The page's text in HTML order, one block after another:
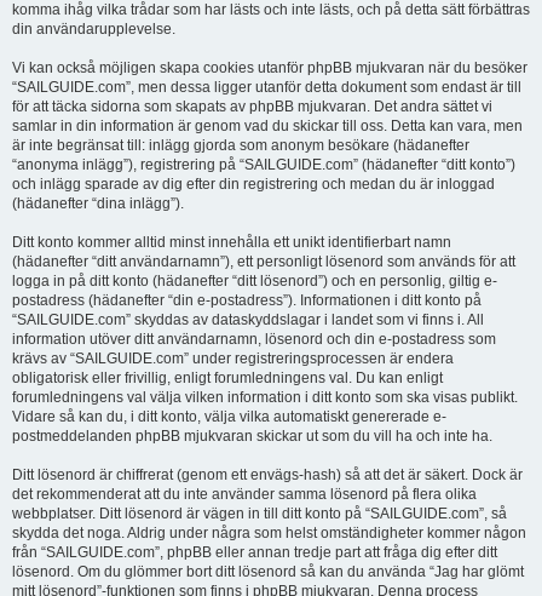
komma ihåg vilka trådar som har lästs och inte lästs, och på detta sätt förbättras
din användarupplevelse.
Vi kan också möjligen skapa cookies utanför phpBB mjukvaran när du besöker
“SAILGUIDE.com”, men dessa ligger utanför detta dokument som endast är till
för att täcka sidorna som skapats av phpBB mjukvaran. Det andra sättet vi
samlar in din information är genom vad du skickar till oss. Detta kan vara, men
är inte begränsat till: inlägg gjorda som anonym besökare (hädanefter
“anonyma inlägg”), registrering på “SAILGUIDE.com” (hädanefter “ditt konto”)
och inlägg sparade av dig efter din registrering och medan du är inloggad
(hädanefter “dina inlägg”).
Ditt konto kommer alltid minst innehålla ett unikt identifierbart namn
(hädanefter “ditt användarnamn”), ett personligt lösenord som används för att
logga in på ditt konto (hädanefter “ditt lösenord”) och en personlig, giltig e-
postadress (hädanefter “din e-postadress”). Informationen i ditt konto på
“SAILGUIDE.com” skyddas av dataskyddslagar i landet som vi finns i. All
information utöver ditt användarnamn, lösenord och din e-postadress som
krävs av “SAILGUIDE.com” under registreringsprocessen är endera
obligatorisk eller frivillig, enligt forumledningens val. Du kan enligt
forumledningens val välja vilken information i ditt konto som ska visas publikt.
Vidare så kan du, i ditt konto, välja vilka automatiskt genererade e-
postmeddelanden phpBB mjukvaran skickar ut som du vill ha och inte ha.
Ditt lösenord är chiffrerat (genom ett envägs-hash) så att det är säkert. Dock är
det rekommenderat att du inte använder samma lösenord på flera olika
webbplatser. Ditt lösenord är vägen in till ditt konto på “SAILGUIDE.com”, så
skydda det noga. Aldrig under några som helst omständigheter kommer någon
från “SAILGUIDE.com”, phpBB eller annan tredje part att fråga dig efter ditt
lösenord. Om du glömmer bort ditt lösenord så kan du använda “Jag har glömt
mitt lösenord”-funktionen som finns i phpBB mjukvaran. Denna process